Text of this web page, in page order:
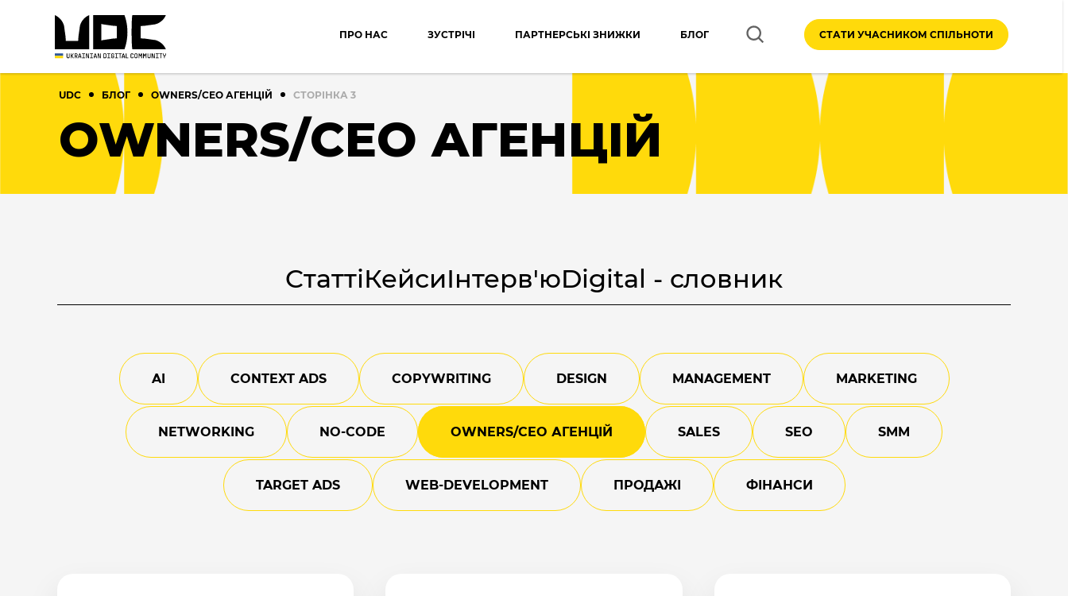
ПРО НАС ЗУСТРІЧІ ПАРТНЕРСЬКІ ЗНИЖКИ БЛОГ СТАТИ УЧАСНИКОМ СПІЛЬНОТИ
UDC БЛОГ OWNERS/СEO АГЕНЦІЙ СТОРІНКА 3
OWNERS/СEO АГЕНЦІЙ
CтаттіКейсиІнтерв'юDigital - словник
AI CONTEXT ADS COPYWRITING DESIGN MANAGEMENT MARKETING
NETWORKING NO-CODE OWNERS/СEO АГЕНЦІЙ SALES SEO SMM
TARGET ADS WEB-DEVELOPMENT ПРОДАЖІ ФІНАНСИ